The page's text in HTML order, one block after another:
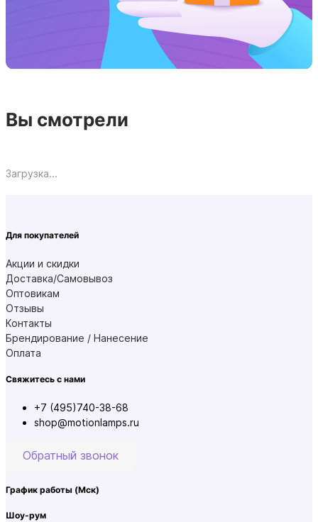
Вы смотрели
Загрузка...
Для покупателей
Акции и скидки
Доставка/Самовывоз
Оптовикам
Отзывы
Контакты
Брендирование / Нанесение
Оплата
Свяжитесь с нами
+7 (495)740-38-68
shop@motionlamps.ru
Обратный звонок
График работы (Мск)
Шоу-рум